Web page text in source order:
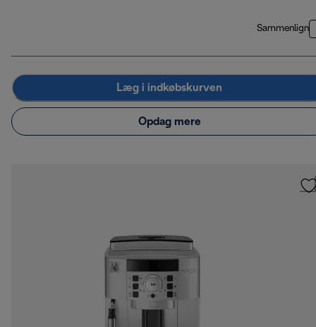
Sammenlign
Læg i indkøbskurven
Opdag mere